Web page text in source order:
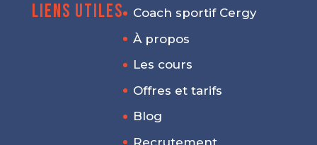
Liens utiles
Coach sportif Cergy
À propos
Les cours
Offres et tarifs
Blog
Recrutement